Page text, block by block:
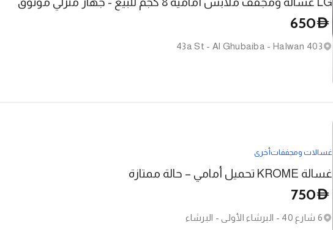
D
650
403 43a St - Al Ghubaiba - Halwan
غسالات ومجففاتأخرى
غسالة KROME تحميل أمامي – حالة ممتازة
D
750
6 شارع 40 - البرشاء الأولى - البرشاء